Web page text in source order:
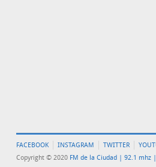
FACEBOOK INSTAGRAM TWITTER
Copyright © 2020 FM de la Ciudad | 92.1 mhz |